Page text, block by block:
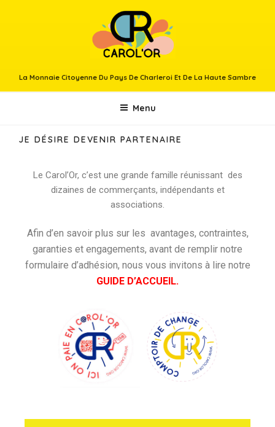
La Monnaie Citoyenne Du Pays De Charleroi Et De La Haute Sambre
Menu
JE DÉSIRE DEVENIR PARTENAIRE
Le Carol’Or, c’est une grande famille réunissant des
dizaines de commerçants, indépendants et
associations.
Afin d’en savoir plus sur les avantages, contraintes,
garanties et engagements, avant de remplir notre
formulaire d’adhésion, nous vous invitons à lire notre
GUIDE D’ACCUEIL.